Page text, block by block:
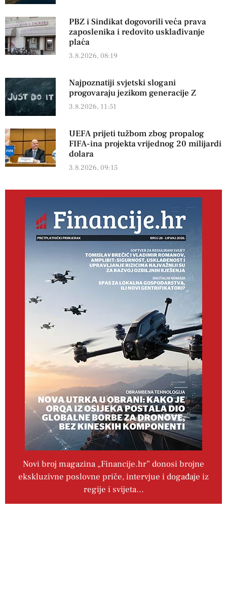
PBZ i Sindikat dogovorili veća prava
zaposlenika i redovito usklađivanje
plaća
3.8.2026, 08:19
Najpoznatiji svjetski slogani
progovaraju jezikom generacije Z
3.8.2026, 11:51
UEFA prijeti tužbom zbog propalog
FIFA-ina projekta vrijednog 20 milijardi
dolara
3.8.2026, 09:15
Novi broj magazina „Financije.hr” donosi brojne
ekskluzivne poslovne priče, intervjue i događaje iz
regije i svijeta…